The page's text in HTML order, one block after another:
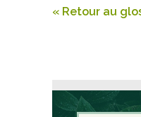
« Retour au